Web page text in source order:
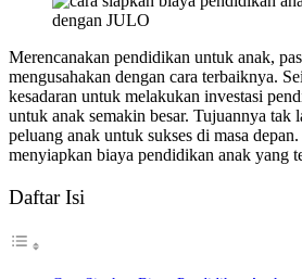
Merencanakan pendidikan untuk anak,
mengusahakan dengan cara terbaiknya.
kesadaran untuk melakukan investasi
untuk anak semakin besar. Tujuannya tak
peluang anak untuk sukses di masa
menyiapkan biaya pendidikan anak yang
Daftar Isi